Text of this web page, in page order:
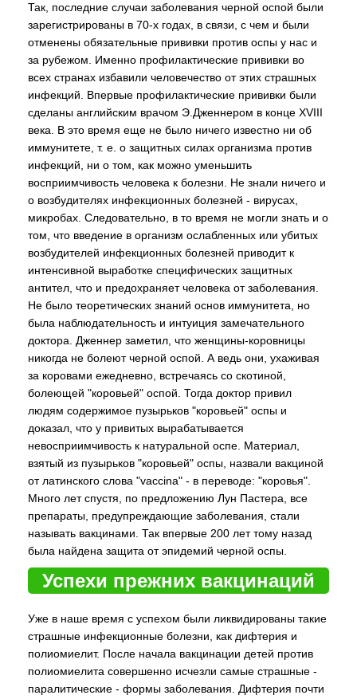
Так, последние случаи заболевания черной оспой были
зарегистрированы в 70-х годах, в связи, с чем и были
отменены обязательные прививки против оспы у нас и
за рубежом. Именно профилактические прививки во
всех странах избавили человечество от этих страшных
инфекций. Впервые профилактические прививки были
сделаны английским врачом Э.Дженнером в конце XVIII
века. В это время еще не было ничего известно ни об
иммунитете, т. е. о защитных силах организма против
инфекций, ни о том, как можно уменьшить
восприимчивость человека к болезни. Не знали ничего и
о возбудителях инфекционных болезней - вирусах,
микробах. Следовательно, в то время не могли знать и о
том, что введение в организм ослабленных или убитых
возбудителей инфекционных болезней приводит к
интенсивной выработке специфических защитных
антител, что и предохраняет человека от заболевания.
Не было теоретических знаний основ иммунитета, но
была наблюдательность и интуиция замечательного
доктора. Дженнер заметил, что женщины-коровницы
никогда не болеют черной оспой. А ведь они, ухаживая
за коровами ежедневно, встречаясь со скотиной,
болеющей "коровьей" оспой. Тогда доктор привил
людям содержимое пузырьков "коровьей" оспы и
доказал, что у привитых вырабатывается
невосприимчивость к натуральной оспе. Материал,
взятый из пузырьков "коровьей" оспы, назвали вакциной
от латинского слова "vaccina" - в переводе: "коровья".
Много лет спустя, по предложению Лун Пастера, все
препараты, предупреждающие заболевания, стали
называть вакцинами. Так впервые 200 лет тому назад
была найдена защита от эпидемий черной оспы.
Успехи прежних вакцинаций
Уже в наше время с успехом были ликвидированы такие
страшные инфекционные болезни, как дифтерия и
полиомиелит. После начала вакцинации детей против
полиомиелита совершенно исчезли самые страшные -
паралитические - формы заболевания. Дифтерия почти